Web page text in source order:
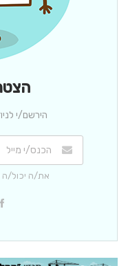
הירשם/י
את/ה יכול/